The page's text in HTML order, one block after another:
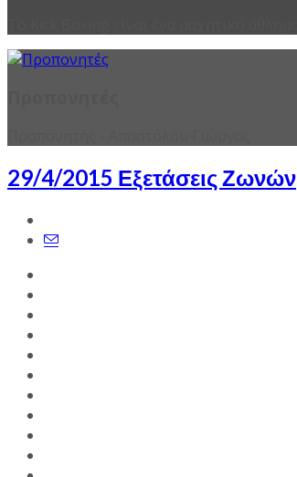
29/4/2015 Εξετάσεις Ζωνών